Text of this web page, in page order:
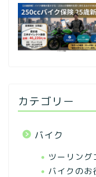
カテゴリー
バイク
ツーリング
バイクのお